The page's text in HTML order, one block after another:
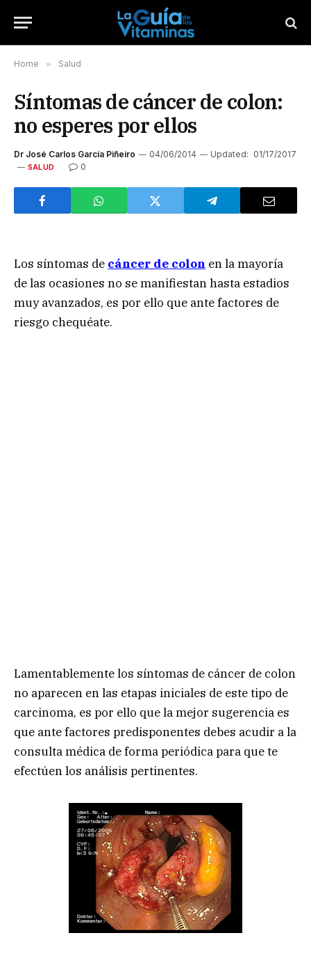
Home » Salud
Síntomas de cáncer de colon:
no esperes por ellos
Dr José Carlos García Piñeiro 04/06/2014 Updated: 01/17/2017
SALUD 0
Los síntomas de cáncer de colon en la mayoría
de las ocasiones no se manifiestan hasta estadios
muy avanzados, es por ello que ante factores de
riesgo chequéate.
Lamentablemente los síntomas de cáncer de colon
no aparecen en las etapas iniciales de este tipo de
carcinoma, es por ello que la mejor sugerencia es
que ante factores predisponentes debes acudir a la
consulta médica de forma periódica para que te
efectúen los análisis pertinentes.